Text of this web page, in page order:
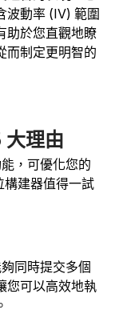
波動率 (IV) 範圍
助於您直觀地瞭
而制定更明智的
大理由
，可優化您的
構建器值得一試
同時提交多個
您可以高效地執